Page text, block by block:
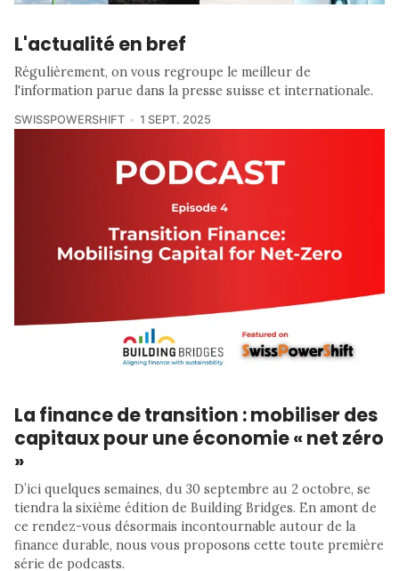
L'actualité en bref
Régulièrement, on vous regroupe le meilleur de
l'information parue dans la presse suisse et internationale.
SWISSPOWERSHIFT 1 SEPT. 2025
La finance de transition : mobiliser des
capitaux pour une économie « net zéro
»
D’ici quelques semaines, du 30 septembre au 2 octobre, se
tiendra la sixième édition de Building Bridges. En amont de
ce rendez-vous désormais incontournable autour de la
finance durable, nous vous proposons cette toute première
série de podcasts.